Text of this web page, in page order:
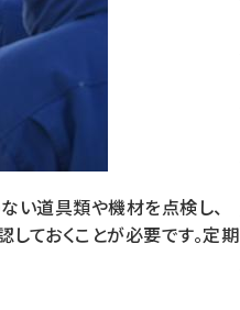
い道具類や機材を点検し、
ておくことが必要です。定期